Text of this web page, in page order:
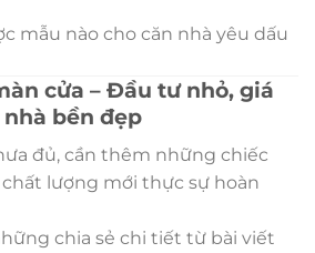
mẫu nào cho căn nhà yêu dấu
cửa – Đầu tư nhỏ, giá
bền đẹp
đủ, cần thêm những chiếc
lượng mới thực sự hoàn
chia sẻ chi tiết từ bài viết